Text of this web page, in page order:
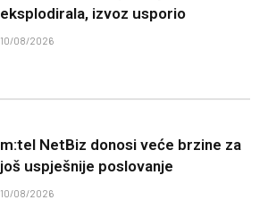
eksplodirala, izvoz usporio
10/08/2026
m:tel NetBiz donosi veće brzine za
još uspješnije poslovanje
10/08/2026